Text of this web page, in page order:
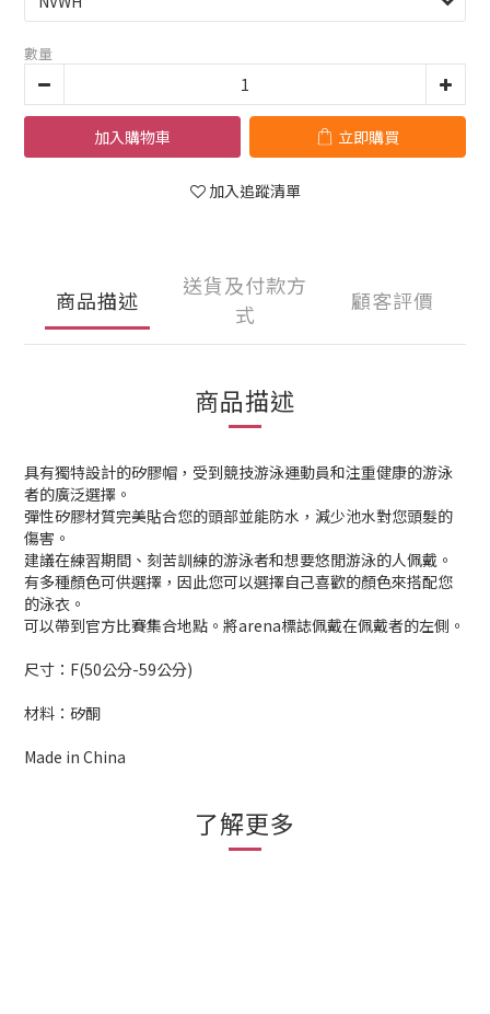
數量
加入購物車 立即購買
加入追蹤清單
商品描述
送貨及付款方
式
顧客評價
商品描述
具有獨特設計的矽膠帽，受到競技游泳運動員和注重健康的游泳
者的廣泛選擇。
彈性矽膠材質完美貼合您的頭部並能防水，減少池水對您頭髮的
傷害。
建議在練習期間、刻苦訓練的游泳者和想要悠閒游泳的人佩戴。
有多種顏色可供選擇，因此您可以選擇自己喜歡的顏色來搭配您
的泳衣。
可以帶到官方比賽集合地點。將arena標誌佩戴在佩戴者的左側。
尺寸：F(50公分-59公分)
材料：矽酮
Made in China
了解更多